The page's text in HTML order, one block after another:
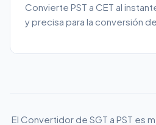
Convierte PST a CET al
y precisa para la conversión
El Convertidor de SGT a PST es